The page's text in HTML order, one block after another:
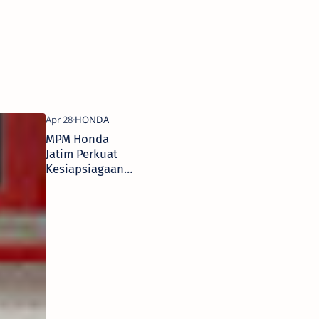
MPM Honda
Jatim Perkuat
Kesiapsiagaan
Penanggulangan
MPM Sedati